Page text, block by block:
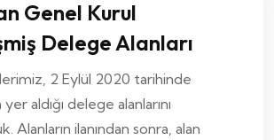
Genel Kurul
Delege Alanları
2 Eylül 2020 tarihinde
aldığı delege alanlarını
Alanların ilanından sonra, alan